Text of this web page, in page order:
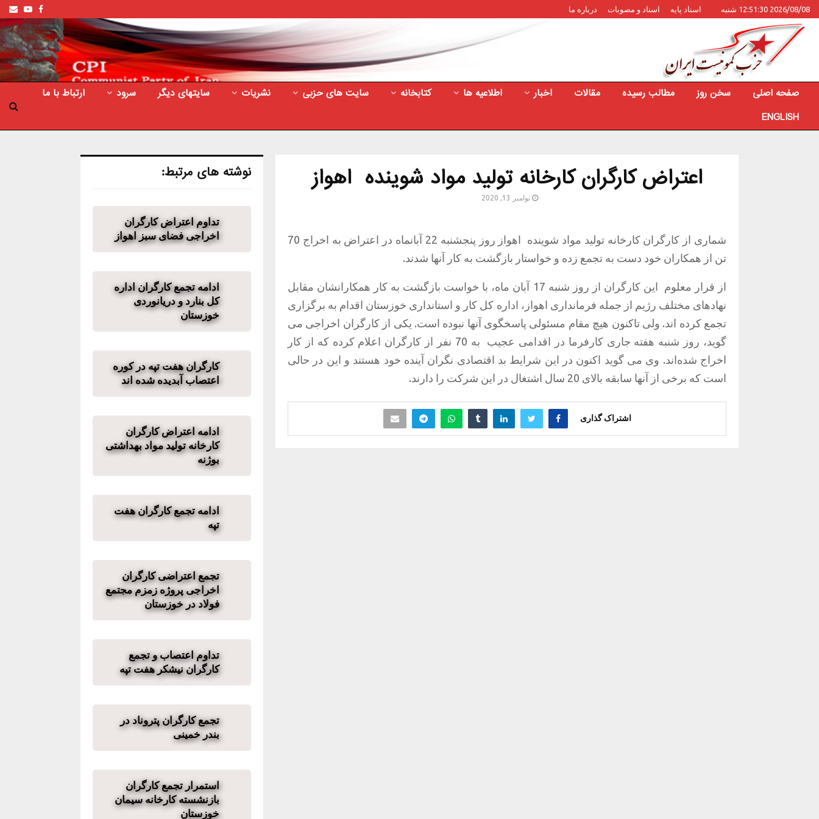
2026/08/08 12:51:30 شنبه اسناد پایه اسناد و مصوبات درباره ما Facebook
صفحه اصلی سخن روز مطالب رسیده مقالات اخبار اطلاعیه ها کتابخانه سایت های حزبی نشریات سایتهای دیگر سرود
ارتباط با ما
ENGLISH
اعتراض کارگران کارخانه تولید مواد شوینده اهواز
نوامبر 13, 2020
شماری از کارگران کارخانه تولید مواد شوینده اهواز روز پنجشنبه 22 آبانماه در اعتراض به اخراج 70
تن از همکاران خود دست به تجمع زده و خواستار بازگشت به کار آنها شدند.
از قرار معلوم
این کارگران از روز شنبه 17 آبان ماه، با خواست بازگشت به کار همکارانشان مقابل
نهادهای مختلف رژیم از جمله فرمانداری اهواز، اداره کل کار و استانداری خوزستان اقدام به برگزاری
تجمع کرده اند. ولی تاکنون هیچ مقام مسئولی پاسخگوی آنها نبوده است. یکی از کارگران اخراجی می
گوید، روز شنبه هفته جاری کارفرما در اقدامی عجیب
به 70 نفر از کارگران اعلام کرده که از کار
اخراج شده‌اند. وی می گوید اکنون در این شرایط بد اقتصادی نگران آینده خود هستند و این در حالی
است که برخی از آنها سابقه بالای 20 سال اشتغال در این شرکت را دارند.
اشتراک گذاری
نوشته های مرتبط:
تداوم اعتراض کارگران
اخراجی فضای سبز اهواز
ادامه تجمع کارگران اداره
کل بنارد و دریانوردی
خوزستان
کارگران هفت تپه در کوره
اعتصاب آبدیده شده اند
ادامه اعتراض کارگران
کارخانه تولید مواد بهداشتی
بوژنه
ادامه تجمع کارگران هفت
تپه
تجمع اعتراضی کارگران
اخراجی پروژه زمزم مجتمع
فولاد در خوزستان
تداوم اعتصاب و تجمع
کارگران نیشکر هفت تپه
تجمع کارگران پتروناد در
بندر خمینی
استمرار تجمع کارگران
بازنشسته کارخانه سیمان
خوزستان